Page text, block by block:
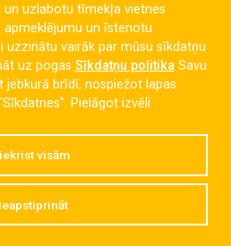
6, Liepāja, LV-3405
634 427 10
uzlabotu tīmekļa vietnes
un īstenotu
uzzinātu vairāk par mūsu sīkdatņu
uz pogas Sīkdatņu politikaSavu
brīdī, nospiežot lapas
Pielāgot izvēli
visām